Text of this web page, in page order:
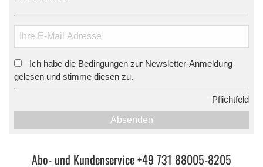
Ich habe die Bedingungen zur Newsletter-Anmeldung
gelesen und stimme diesen zu.
Pflichtfeld
Absenden
Abo- und Kundenservice +49 731 88005-8205